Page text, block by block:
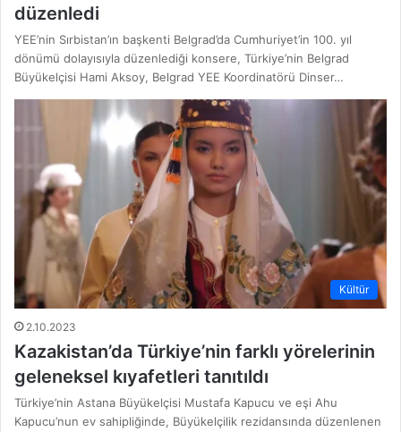
düzenledi
YEE’nin Sırbistan’ın başkenti Belgrad’da Cumhuriyet’in 100. yıl
dönümü dolayısıyla düzenlediği konsere, Türkiye’nin Belgrad
Büyükelçisi Hami Aksoy, Belgrad YEE Koordinatörü Dinser…
Kültür
2.10.2023
Kazakistan’da Türkiye’nin farklı yörelerinin
geleneksel kıyafetleri tanıtıldı
Türkiye’nin Astana Büyükelçisi Mustafa Kapucu ve eşi Ahu
Kapucu’nun ev sahipliğinde, Büyükelçilik rezidansında düzenlenen